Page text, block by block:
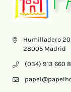
Humilladero
28005 Madrid
(034) 913 660